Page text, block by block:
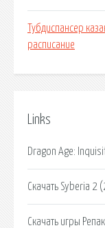
Тубдиспансер
расписание
Links
Dragon Age:
Скачать Syberia 2
Скачать игры